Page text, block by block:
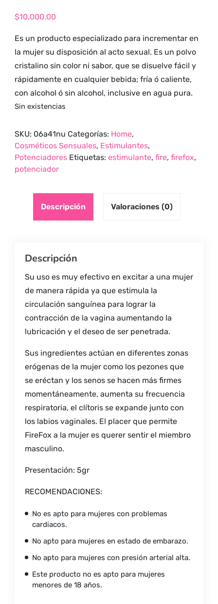
más exclusivos y
$10,000.00
Es un producto especializado para incrementar en
la mujer su disposición al acto sexual. Es un polvo
cristalino sin color ni sabor, que se disuelve fácil y
rápidamente en cualquier bebida; fría ó caliente,
con alcohol ó sin alcohol, inclusive en agua pura.
Sin existencias
SKU: 06a41nu Categorías: Home,
Cosméticos Sensuales, Estimulantes,
Potenciadores Etiquetas: estimulante, fire, firefox,
potenciador
Descripción Valoraciones (0)
Descripción
Su uso es muy efectivo en excitar a una mujer
de manera rápida ya que estimula la
circulación sanguínea para lograr la
contracción de la vagina aumentando la
lubricación y el deseo de ser penetrada.
Sus ingredientes actúan en diferentes zonas
erógenas de la mujer como los pezones que
se eréctan y los senos se hacen más firmes
momentáneamente, aumenta su frecuencia
respiratoria, el clítoris se expande junto con
los labios vaginales. El placer que permite
FireFox a la mujer es querer sentir el miembro
masculino.
Presentación: 5gr
RECOMENDACIONES:
No es apto para mujeres con problemas
cardiacos.
No apto para mujeres en estado de embarazo.
No apto para mujeres con presión arterial alta.
Este producto no es apto para mujeres
menores de 18 años.